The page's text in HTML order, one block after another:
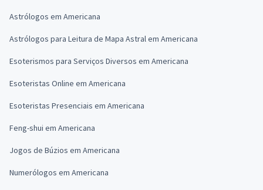
Astrólogos em Americana
Astrólogos para Leitura de Mapa Astral em Americana
Esoterismos para Serviços Diversos em Americana
Esoteristas Online em Americana
Esoteristas Presenciais em Americana
Feng-shui em Americana
Jogos de Búzios em Americana
Numerólogos em Americana